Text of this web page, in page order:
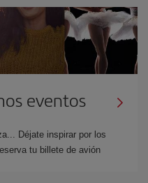
eventos
Déjate inspirar por los
tu billete de avión